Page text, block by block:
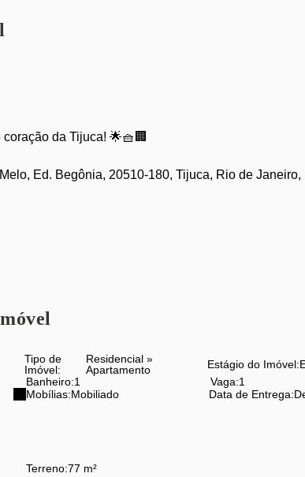
da Tijuca! 🌟🧺🏢
Ed. Begônia, 20510-180, Tijuca, Rio de Janeiro,
Apartamento
Tipo de
Imóvel:
Residencial »
Apartamento
Estágio do Imóvel:
Banheiro:1 Vaga:1
Mobílias:Mobiliado Data de Entrega:
Terreno:77 m²